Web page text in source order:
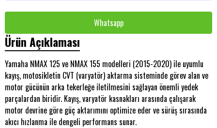
Whatsapp
Ürün Açıklaması
Yamaha NMAX 125 ve NMAX 155 modelleri (2015-2020) ile uyumlu
kayış, motosikletin CVT (varyatör) aktarma sisteminde görev alan ve
motor gücünün arka tekerleğe iletilmesini sağlayan önemli yedek
parçalardan biridir. Kayış, varyatör kasnakları arasında çalışarak
motor devrine göre güç aktarımını optimize eder ve sürüş sırasında
akıcı hızlanma ile dengeli performans sunar.